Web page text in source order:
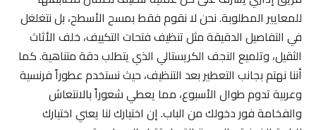
للمعايير المطلوبة. نحن لا نقوم فقط بمسح الأسطح، بل نتغلغل
في التفاصيل الدقيقة مثل تنظيف فتحات التكييف، خلف الأثاث
الثقيل، وتلميع النجف الكريستالي الذي يتطلب دقة متناهية. كما
أننا نهتم بجانب التعطير بعد التنظيف، حيث نستخدم عطوراً فرنسية
وعربية تدوم طوال الأسبوع، مما يعطي شعوراً بالانتعاش
والفخامة فور دخولك من الباب. إن اختيارك لنا يعني اختيارك